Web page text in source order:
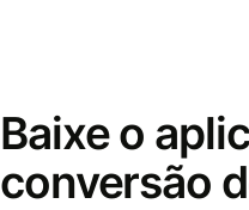
Baixe o
conversão